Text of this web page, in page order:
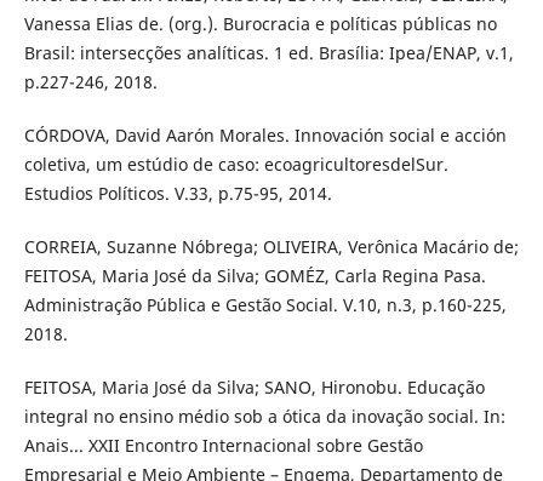
Vanessa Elias de. (org.). Burocracia e políticas públicas no
Brasil: intersecções analíticas. 1 ed. Brasília: Ipea/ENAP, v.1,
p.227-246, 2018.
CÓRDOVA, David Aarón Morales. Innovación social e acción
coletiva, um estúdio de caso: ecoagricultoresdelSur.
Estudios Políticos. V.33, p.75-95, 2014.
CORREIA, Suzanne Nóbrega; OLIVEIRA, Verônica Macário de;
FEITOSA, Maria José da Silva; GOMÉZ, Carla Regina Pasa.
Administração Pública e Gestão Social. V.10, n.3, p.160-225,
2018.
FEITOSA, Maria José da Silva; SANO, Hironobu. Educação
integral no ensino médio sob a ótica da inovação social. In:
Anais... XXII Encontro Internacional sobre Gestão
Empresarial e Meio Ambiente – Engema, Departamento de